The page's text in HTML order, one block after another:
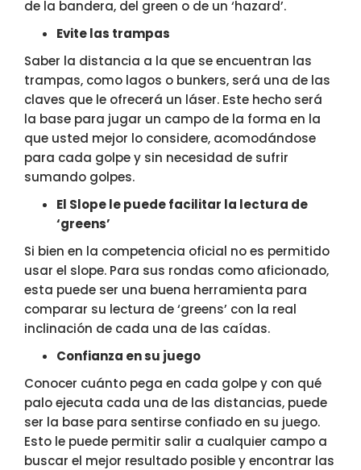
de la bandera, del green o de un ‘hazard’.
Evite las trampas
Saber la distancia a la que se encuentran las
trampas, como lagos o bunkers, será una de las
claves que le ofrecerá un láser. Este hecho será
la base para jugar un campo de la forma en la
que usted mejor lo considere, acomodándose
para cada golpe y sin necesidad de sufrir
sumando golpes.
El Slope le puede facilitar la lectura de
‘greens’
Si bien en la competencia oficial no es permitido
usar el slope. Para sus rondas como aficionado,
esta puede ser una buena herramienta para
comparar su lectura de ‘greens’ con la real
inclinación de cada una de las caídas.
Confianza en su juego
Conocer cuánto pega en cada golpe y con qué
palo ejecuta cada una de las distancias, puede
ser la base para sentirse confiado en su juego.
Esto le puede permitir salir a cualquier campo a
buscar el mejor resultado posible y encontrar las